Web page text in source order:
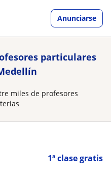
Anunciarse
particulares
miles de profesores
1ª clase gratis